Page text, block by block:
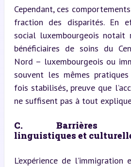
Cependant, ces
fraction des disparités. En
social luxembourgeois notait
bénéficiaires de soins du
Nord – luxembourgeois ou
souvent les mêmes
fois stabilisés, preuve que
ne suffisent pas à tout
C. Barrières
linguistiques et
L’expérience de l’immigration